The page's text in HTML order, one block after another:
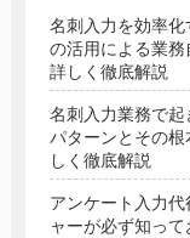
名刺入力を効率化
の活用による業
詳しく徹底解説
名刺入力業務で
パターンとその
しく徹底解説
アンケート入力
ャーが必ず知っ